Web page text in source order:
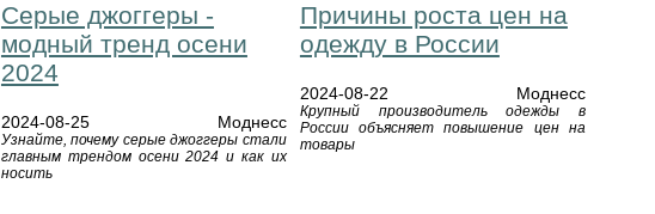
Серые джоггеры -
модный тренд осени
2024
2024-08-25 Моднесс
Узнайте, почему серые джоггеры стали
главным трендом осени 2024 и как их
носить
Причины роста цен на
одежду в России
2024-08-22 Моднесс
Крупный производитель одежды в
России объясняет повышение цен на
товары